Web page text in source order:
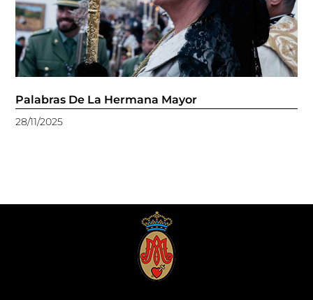
Palabras De La Hermana Mayor
28/11/2025